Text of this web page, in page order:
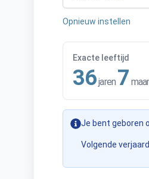
Opnieuw instellen
Exacte leeftijd
36jaren 7
Je bent geboren
Volgende